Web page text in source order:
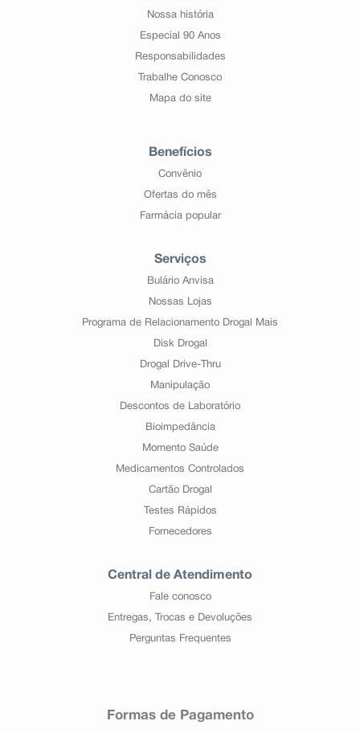
Nossa história
Especial 90 Anos
Responsabilidades
Trabalhe Conosco
Mapa do site
Benefícios
Convênio
Ofertas do mês
Farmácia popular
Serviços
Bulário Anvisa
Nossas Lojas
Programa de Relacionamento Drogal Mais
Disk Drogal
Drogal Drive-Thru
Manipulação
Descontos de Laboratório
Bioimpedância
Momento Saúde
Medicamentos Controlados
Cartão Drogal
Testes Rápidos
Fornecedores
Central de Atendimento
Fale conosco
Entregas, Trocas e Devoluções
Perguntas Frequentes
Formas de Pagamento